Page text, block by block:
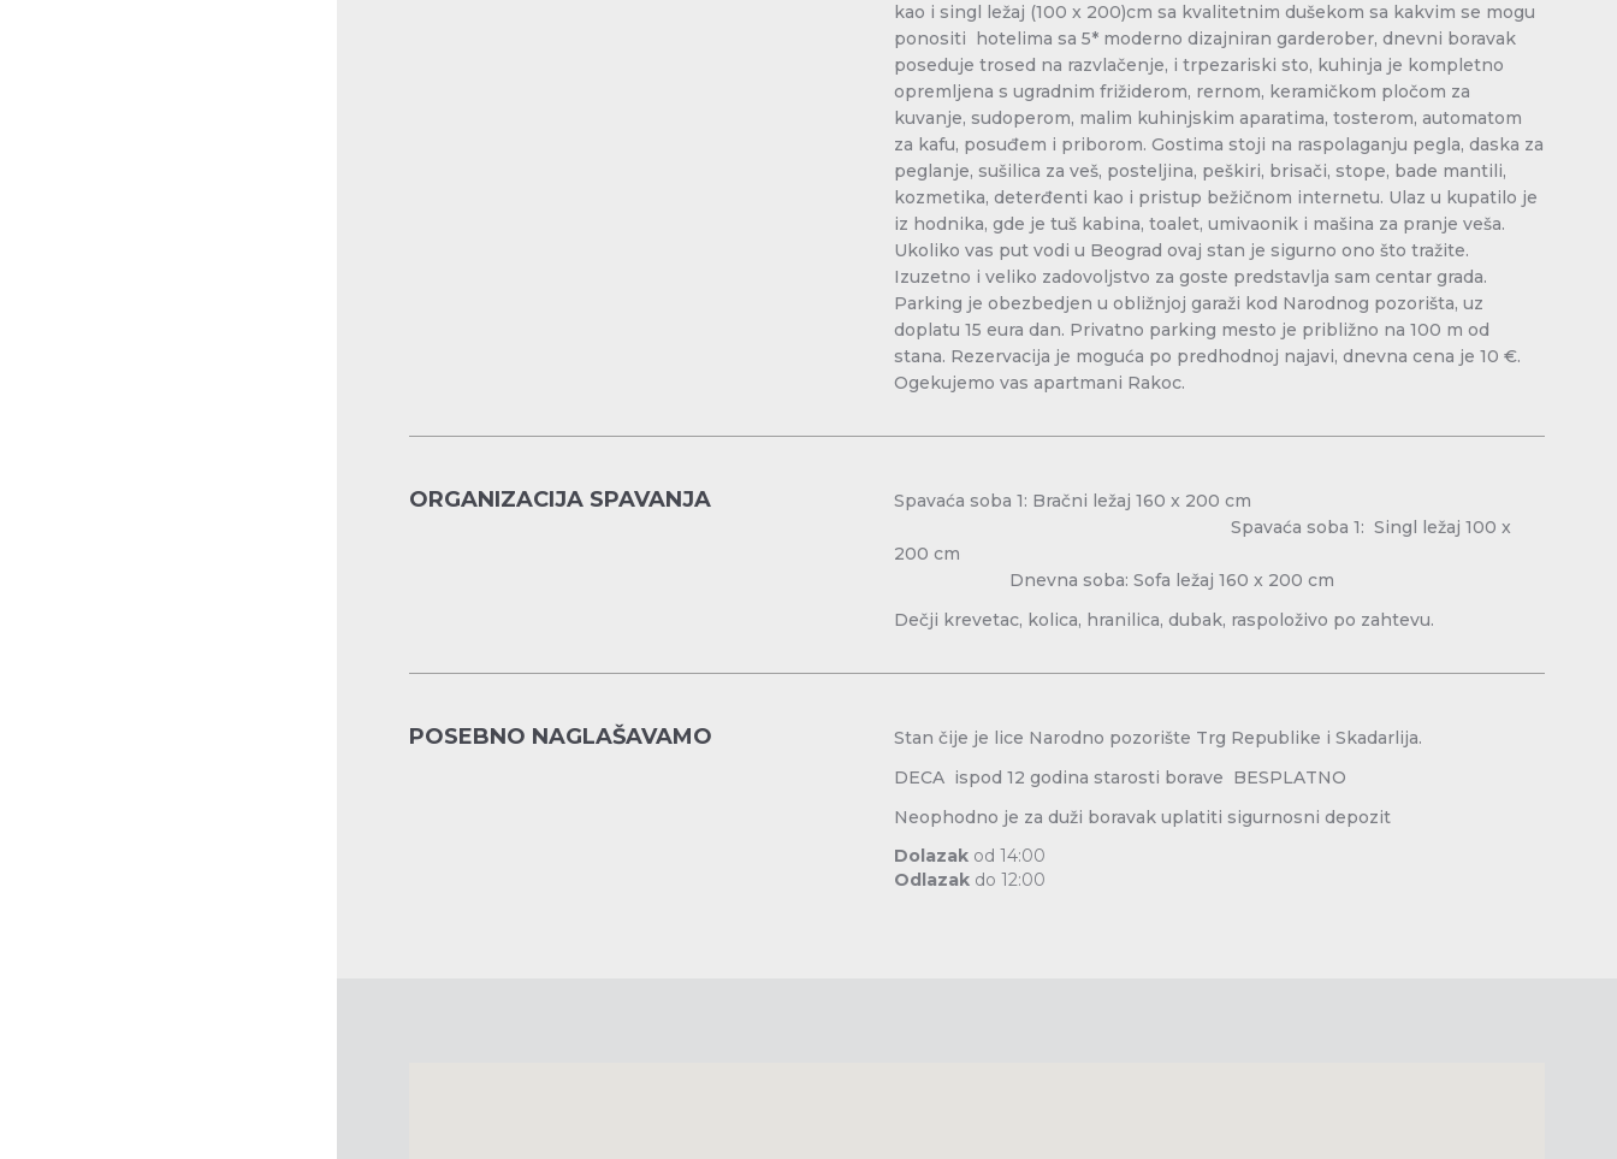
kao i singl ležaj (100 x 200)cm sa kvalitetnim dušekom sa kakvim se mogu
ponositi hotelima sa 5* moderno dizajniran garderober, dnevni boravak
poseduje trosed na razvlačenje, i trpezariski sto, kuhinja je kompletno
opremljena s ugradnim frižiderom, rernom, keramičkom pločom za
kuvanje, sudoperom, malim kuhinjskim aparatima, tosterom, automatom
za kafu, posuđem i priborom. Gostima stoji na raspolaganju pegla, daska za
peglanje, sušilica za veš, posteljina, peškiri, brisači, stope, bade mantili,
kozmetika, deterđenti kao i pristup bežičnom internetu. Ulaz u kupatilo je
iz hodnika, gde je tuš kabina, toalet, umivaonik i mašina za pranje veša.
Ukoliko vas put vodi u Beograd ovaj stan je sigurno ono što tražite.
Izuzetno i veliko zadovoljstvo za goste predstavlja sam centar grada.
Parking je obezbedjen u obližnjoj garaži kod Narodnog pozorišta, uz
doplatu 15 eura dan. Privatno parking mesto je približno na 100 m od
stana. Rezervacija je moguća po predhodnoj najavi, dnevna cena je 10 €.
Ogekujemo vas apartmani Rakoc.
ORGANIZACIJA SPAVANJA
Spavaća soba 1: Bračni ležaj 160 x 200 cm
Spavaća soba 1: Singl ležaj 100 x
200 cm
Dnevna soba: Sofa ležaj 160 x 200 cm
Dečji krevetac, kolica, hranilica, dubak, raspoloživo po zahtevu.
POSEBNO NAGLAŠAVAMO
Stan čije je lice Narodno pozorište Trg Republike i Skadarlija.
DECA ispod 12 godina starosti borave BESPLATNO
Neophodno je za duži boravak uplatiti sigurnosni depozit
Dolazakod 14:00
Odlazakdo 12:00